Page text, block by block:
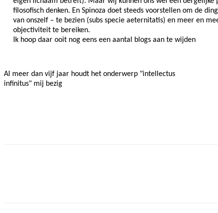
filosofisch denken. En Spinoza doet steeds voorstellen om de
van onszelf – te bezien (subs specie aeternitatis) en meer en
objectiviteit te bereiken.
Ik hoop daar ooit nog eens een aantal blogs aan te wijden
Al meer dan vijf jaar houdt het onderwerp "intellectus
infinitus" mij bezig